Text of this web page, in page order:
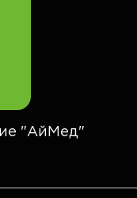
"АйМед"